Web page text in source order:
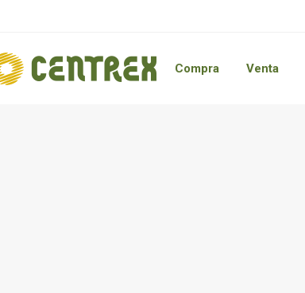
Compra Venta